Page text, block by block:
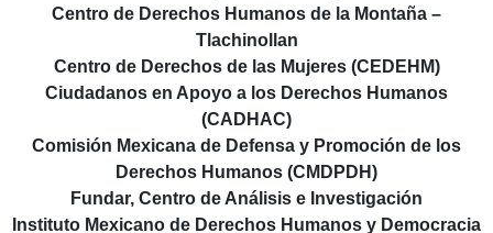
Centro de Derechos Humanos de la Montaña –
Tlachinollan
Centro de Derechos de las Mujeres (CEDEHM)
Ciudadanos en Apoyo a los Derechos Humanos
(CADHAC)
Comisión Mexicana de Defensa y Promoción de los
Derechos Humanos (CMDPDH)
Fundar, Centro de Análisis e Investigación
Instituto Mexicano de Derechos Humanos y Democracia